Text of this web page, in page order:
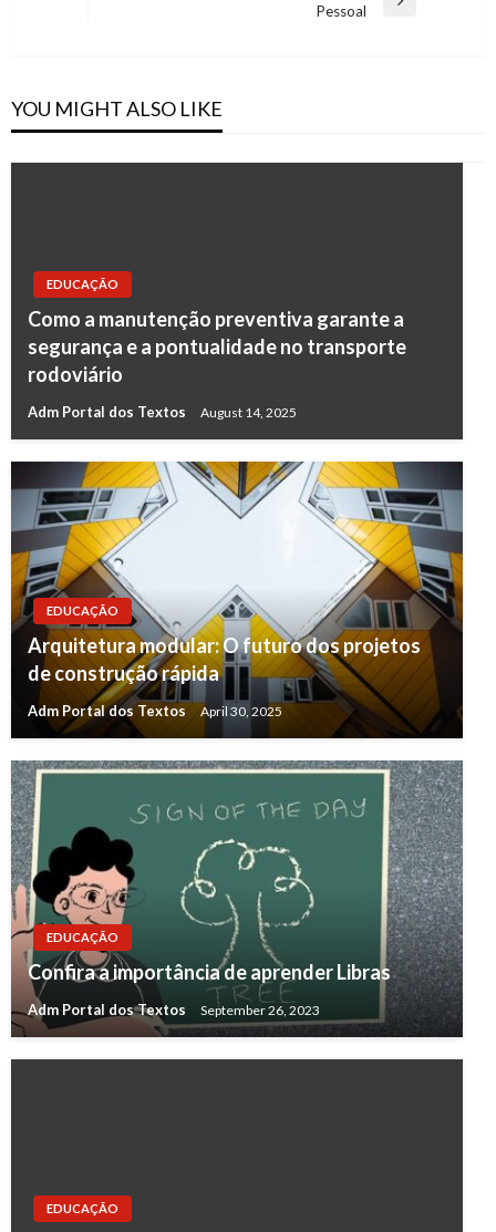
Pessoal
YOU MIGHT ALSO LIKE
EDUCAÇÃO
Como a manutenção preventiva garante a
segurança e a pontualidade no transporte
rodoviário
Adm Portal dos Textos August 14, 2025
EDUCAÇÃO
Arquitetura modular: O futuro dos projetos
de construção rápida
Adm Portal dos Textos April 30, 2025
EDUCAÇÃO
Confira a importância de aprender Libras
Adm Portal dos Textos September 26, 2023
EDUCAÇÃO